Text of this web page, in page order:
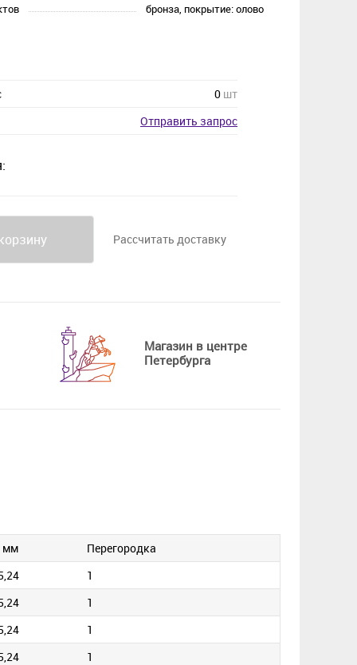
бронза, покрытие: олово
0 шт
Отправить запрос
Рассчитать доставку
Магазин в центре
Петербурга
мм
Перегородка
1
1
1
1